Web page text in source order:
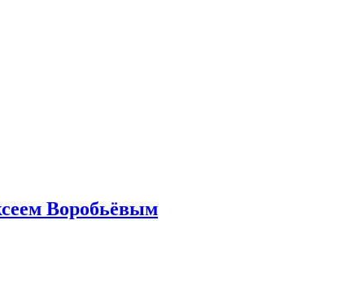
Воробьёвым